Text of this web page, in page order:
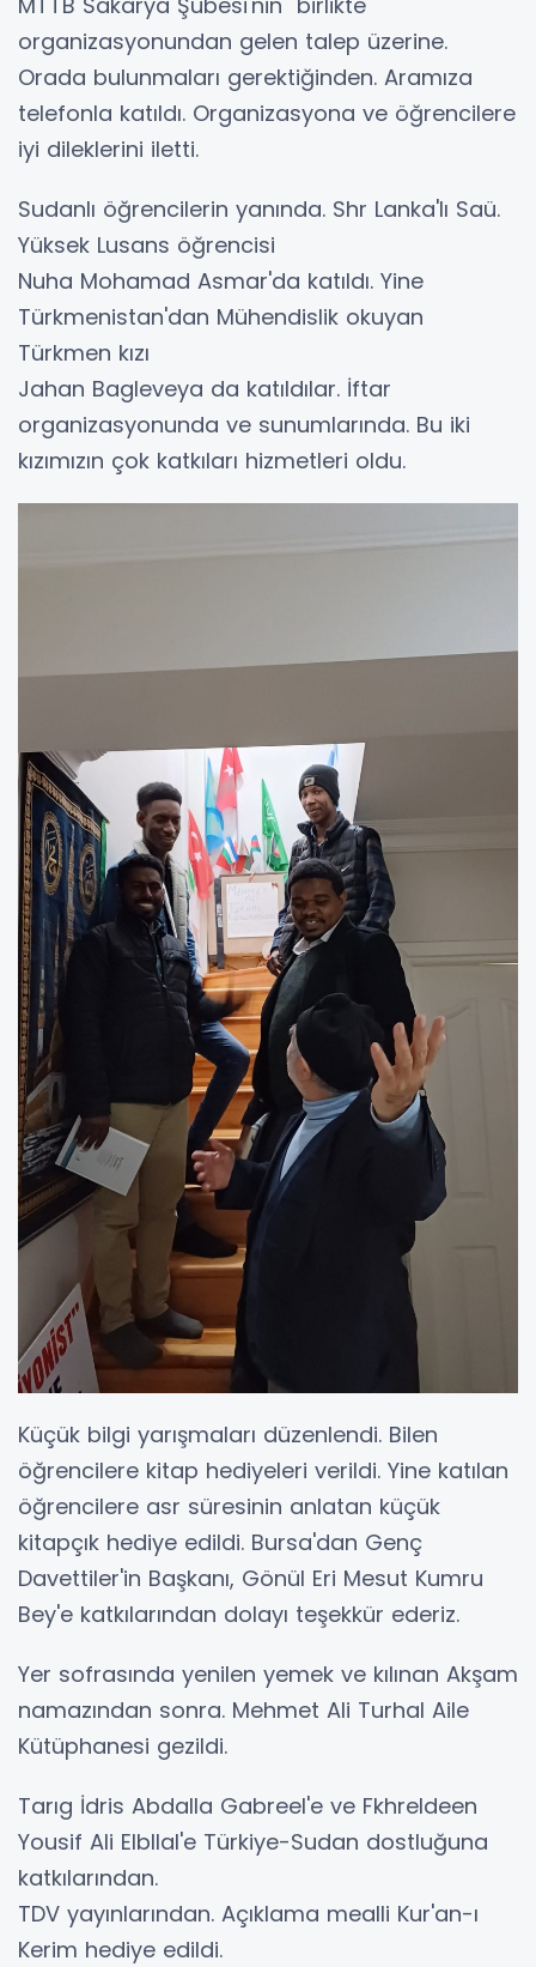
organizasyonundan gelen talep üzerine.
Orada bulunmaları gerektiğinden. Aramıza
telefonla katıldı. Organizasyona ve öğrencilere
iyi dileklerini iletti.
Sudanlı öğrencilerin yanında. Shr Lanka'lı Saü.
Yüksek Lusans öğrencisi
Nuha Mohamad Asmar'da katıldı. Yine
Türkmenistan'dan Mühendislik okuyan
Türkmen kızı
Jahan Bagleveya da katıldılar. İftar
organizasyonunda ve sunumlarında. Bu iki
kızımızın çok katkıları hizmetleri oldu.
Küçük bilgi yarışmaları düzenlendi. Bilen
öğrencilere kitap hediyeleri verildi. Yine katılan
öğrencilere asr süresinin anlatan küçük
kitapçık hediye edildi. Bursa'dan Genç
Davettiler'in Başkanı, Gönül Eri Mesut Kumru
Bey'e katkılarından dolayı teşekkür ederiz.
Yer sofrasında yenilen yemek ve kılınan Akşam
namazından sonra. Mehmet Ali Turhal Aile
Kütüphanesi gezildi.
Tarıg İdris Abdalla Gabreel'e ve Fkhreldeen
Yousif Ali Elbllal'e Türkiye-Sudan dostluğuna
katkılarından.
TDV yayınlarından. Açıklama mealli Kur'an-ı
Kerim hediye edildi.